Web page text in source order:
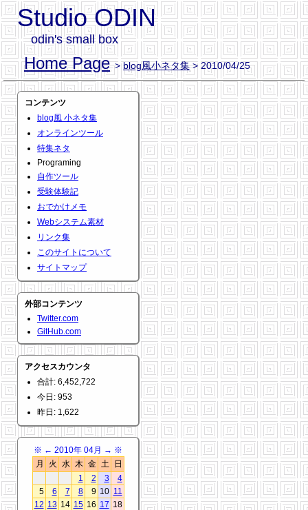
Studio ODIN
odin's small box
Home Page >blog風小ネタ集> 2010/04/25
コンテンツ
blog風 小ネタ集
オンラインツール
特集ネタ
Programing
自作ツール
受験体験記
おでかけメモ
Webシステム素材
リンク集
このサイトについて
サイトマップ
外部コンテンツ
Twitter.com
GitHub.com
アクセスカウンタ
合計: 6,452,722
今日: 953
昨日: 1,622
※ ← 2010年 04月 → ※
月
火 水 木 金 土
日
1
2 3
4
5
6 7 8 9 10 11
12 13 14 15 16 17 18